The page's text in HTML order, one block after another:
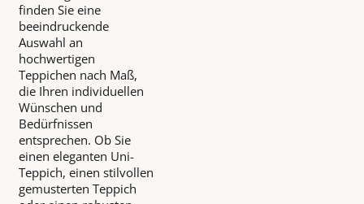
finden Sie eine
beeindruckende
Auswahl an
hochwertigen
Teppichen nach Maß,
die Ihren individuellen
Wünschen und
Bedürfnissen
entsprechen. Ob Sie
einen eleganten Uni-
Teppich, einen stilvollen
gemusterten Teppich